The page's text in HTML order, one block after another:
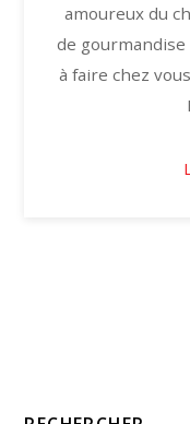
amoureux du
de
à faire chez